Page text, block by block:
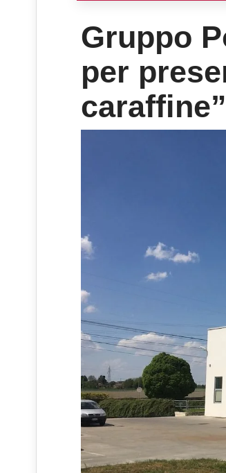
Gruppo
per
caraffine”